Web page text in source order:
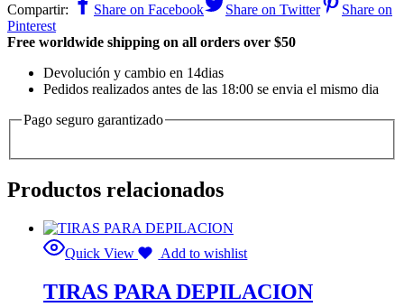
Compartir:
Share on Facebook Share on Twitter
Share on
Pinterest
Free worldwide shipping on all orders over $50
Devolución y cambio en 14dias
Pedidos realizados antes de las 18:00 se envia el mismo dia
Pago seguro garantizado
Productos relacionados
Quick View Add to wishlist
TIRAS PARA DEPILACION